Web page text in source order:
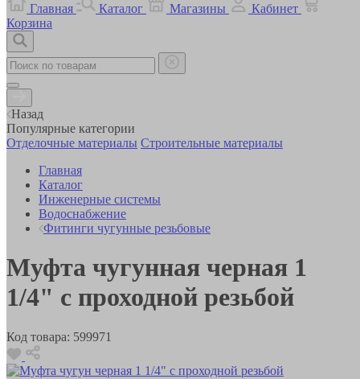
Главная
Каталог Магазины
Кабинет
Корзина
Назад
Популярные категории
Отделочные материалы Строительные материалы
Главная
Каталог
Инженерные системы
Водоснабжение
Фитинги чугунные резьбовые
Муфта чугунная черная 1
1/4" с проходной резьбой
Код товара: 599971